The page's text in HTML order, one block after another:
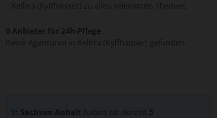
Kelbra (Kyffhäuser) zu allen relevanten Themen.
0 Anbieter für 24h-Pflege
Keine Agenturen in Kelbra (Kyffhäuser) gefunden.
Sachsen-Anhalt haben wir derzeit 5